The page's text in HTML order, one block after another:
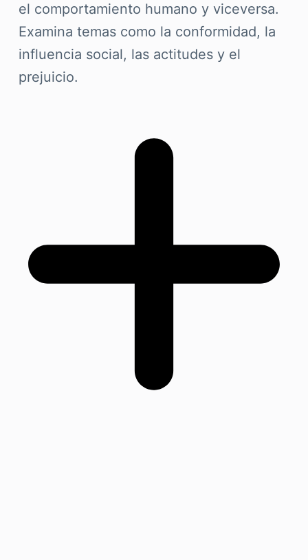
el comportamiento humano y viceversa.
Examina temas como la conformidad, la
influencia social, las actitudes y el
prejuicio.